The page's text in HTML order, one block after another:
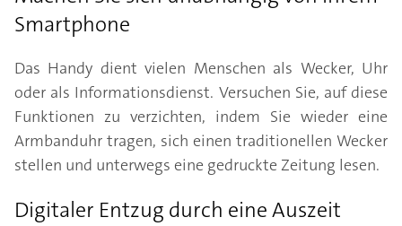
Smartphone
Das Handy dient vielen Menschen als Wecker, Uhr
oder als Informationsdienst. Versuchen Sie, auf diese
Funktionen zu verzichten, indem Sie wieder eine
Armbanduhr tragen, sich einen traditionellen Wecker
stellen und unterwegs eine gedruckte Zeitung lesen.
Digitaler Entzug durch eine Auszeit